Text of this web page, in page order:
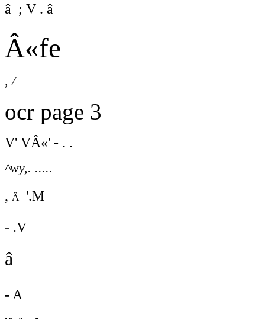
â ; V . â
Â«fe
, /
ocr page 3
V' VÂ«' - . .
^wy,. .....
, â '.M
- .V
â
- A